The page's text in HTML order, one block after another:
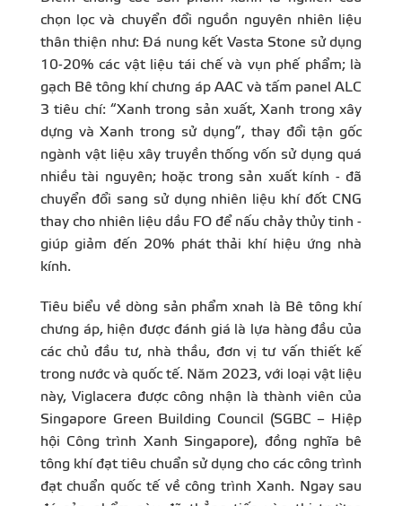
chọn lọc và chuyển đổi nguồn nguyên nhiên liệu
thân thiện như: Đá nung kết Vasta Stone sử dụng
10-20% các vật liệu tái chế và vụn phế phẩm; là
gạch Bê tông khí chưng áp AAC và tấm panel ALC
3 tiêu chí: “Xanh trong sản xuất, Xanh trong xây
dựng và Xanh trong sử dụng”, thay đổi tận gốc
ngành vật liệu xây truyền thống vốn sử dụng quá
nhiều tài nguyên; hoặc trong sản xuất kính - đã
chuyển đổi sang sử dụng nhiên liệu khí đốt CNG
thay cho nhiên liệu dầu FO để nấu chảy thủy tinh -
giúp giảm đến 20% phát thải khí hiệu ứng nhà
kính.
Tiêu biểu về dòng sản phẩm xnah là Bê tông khí
chưng áp, hiện được đánh giá là lựa hàng đầu của
các chủ đầu tư, nhà thầu, đơn vị tư vấn thiết kế
trong nước và quốc tế. Năm 2023, với loại vật liệu
này, Viglacera được công nhận là thành viên của
Singapore Green Building Council (SGBC – Hiệp
hội Công trình Xanh Singapore), đồng nghĩa bê
tông khí đạt tiêu chuẩn sử dụng cho các công trình
đạt chuẩn quốc tế về công trình Xanh. Ngay sau